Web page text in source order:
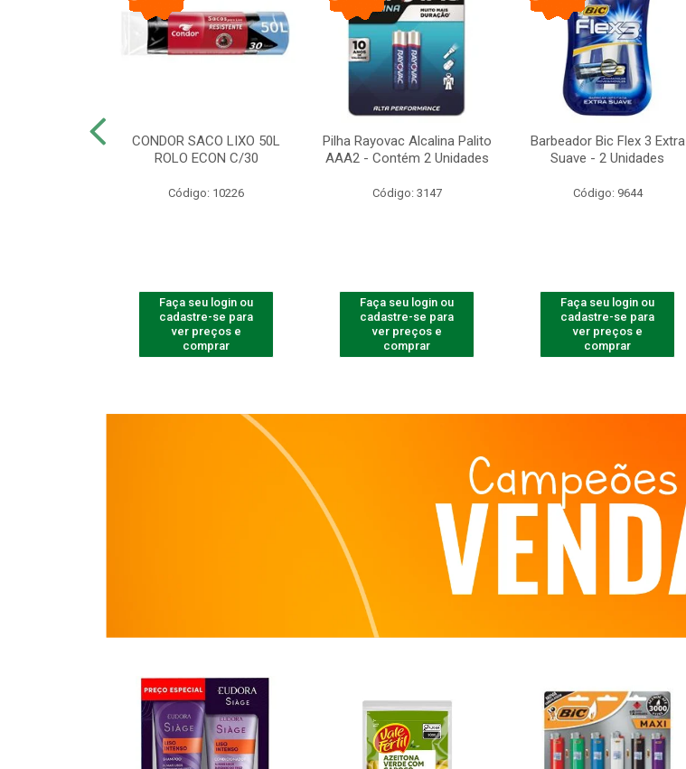
CONDOR SACO LIXO 50L
ROLO ECON C/30
Código: 10226
Faça seu login ou
cadastre-se para
ver preços e
comprar
Pilha Rayovac Alcalina Palito
AAA2 - Contém 2 Unidades
Código: 3147
Faça seu login ou
cadastre-se para
ver preços e
comprar
Barbeador Bic Flex 3 Extra
Suave - 2 Unidades
Código: 9644
Faça seu login ou
cadastre-se para
ver preços e
comprar